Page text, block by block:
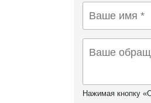
Нажимая кнопку